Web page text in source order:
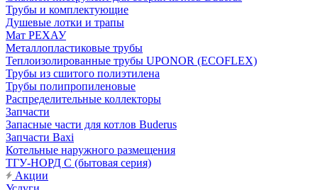
Трубы и комплектующие
Душевые лотки и трапы
Мат РЕХАУ
Металлопластиковые трубы
Теплоизолированные трубы UPONOR (ECOFLEX)
Трубы из сшитого полиэтилена
Трубы полипропиленовые
Распределительные коллекторы
Запчасти
Запасные части для котлов Buderus
Запчасти Baxi
Котельные наружного размещения
ТГУ-НОРД С (бытовая серия)
Акции